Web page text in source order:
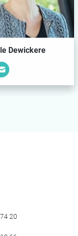
Dewickere
20